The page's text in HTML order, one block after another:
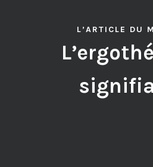
L’ARTICLE DU